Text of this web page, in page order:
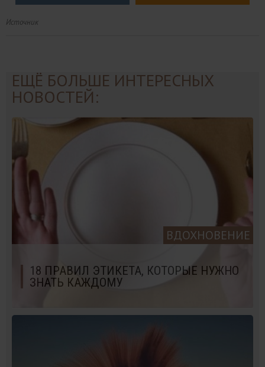
Источник
ЕЩЁ БОЛЬШЕ ИНТЕРЕСНЫХ
НОВОСТЕЙ:
ВДОХНОВЕНИЕ
18 ПРАВИЛ ЭТИКЕТА, КОТОРЫЕ НУЖНО
ЗНАТЬ КАЖДОМУ